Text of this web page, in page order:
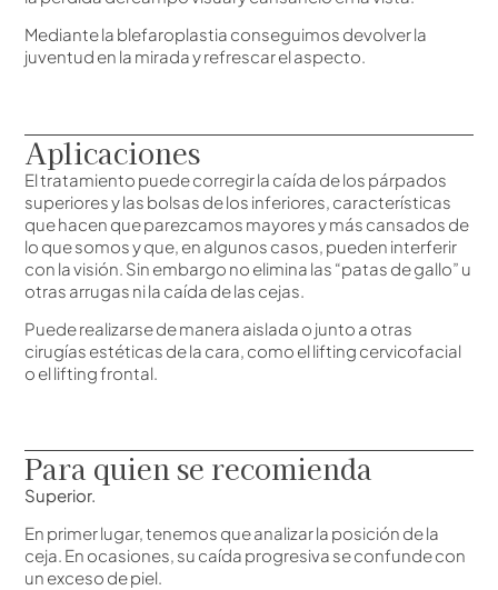
Mediante la blefaroplastia conseguimos devolver la
juventud en la mirada y refrescar el aspecto.
Aplicaciones
El tratamiento puede corregir la caída de los párpados
superiores y las bolsas de los inferiores, características
que hacen que parezcamos mayores y más cansados de
lo que somos y que, en algunos casos, pueden interferir
con la visión. Sin embargo no elimina las “patas de gallo” u
otras arrugas ni la caída de las cejas.
Puede realizarse de manera aislada o junto a otras
cirugías estéticas de la cara, como el lifting cervicofacial
o el lifting frontal.
Para quien se recomienda
Superior.
En primer lugar, tenemos que analizar la posición de la
ceja. En ocasiones, su caída progresiva se confunde con
un exceso de piel.